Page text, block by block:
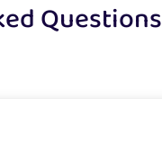
Questions